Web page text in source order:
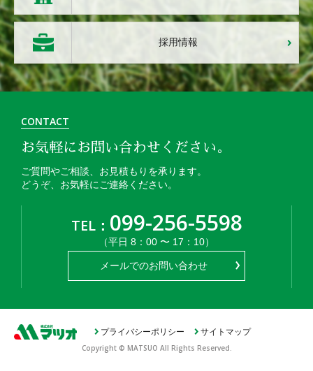
採用情報
CONTACT
お気軽にお問い合わせください。
ご質問やご相談、お見積もりを承ります。
どうぞ、お気軽にご連絡ください。
TEL： 099-256-5598
（平日 8：00 〜 17：10）
メールでのお問い合わせ
プライバシーポリシー
サイトマップ
Copyright © MATSUO All Rights Reserved.